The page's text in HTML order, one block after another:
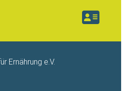
Ernährung e.V.